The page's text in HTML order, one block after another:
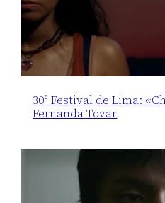
30° Festival de Lima:
Fernanda Tovar